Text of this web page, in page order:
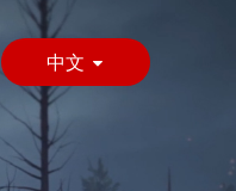
中文
English
日本語
한국어